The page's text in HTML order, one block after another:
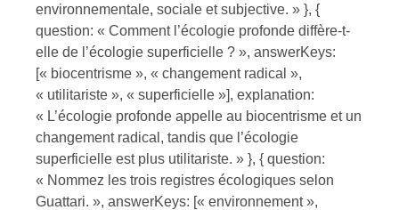
environnementale, sociale et subjective. » }, {
question: « Comment l’écologie profonde diffère-t-
elle de l’écologie superficielle ? », answerKeys:
[« biocentrisme », « changement radical »,
« utilitariste », « superficielle »], explanation:
« L’écologie profonde appelle au biocentrisme et un
changement radical, tandis que l’écologie
superficielle est plus utilitariste. » }, { question:
« Nommez les trois registres écologiques selon
Guattari. », answerKeys: [« environnement »,